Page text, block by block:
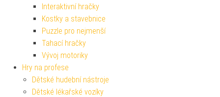
Interaktivní hračky
Kostky a stavebnice
Puzzle pro nejmenší
Tahací hračky
Vývoj motoriky
Hry na profese
Dětské hudební nástroje
Dětské lékařské vozíky